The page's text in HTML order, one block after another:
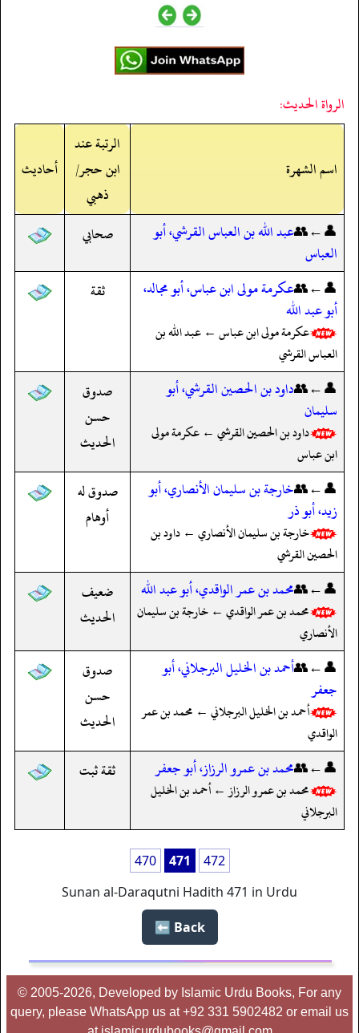
الرواة الحديث:
اسم الشهرة
الرتبة عند
ابن حجر/
ذهبي
أحاديث
👤←👥عبد الله بن العباس القرشي، أبو
العباس
صحابي
👤←👥عكرمة مولى ابن عباس، أبو مجالد،
أبو عبد الله
عكرمة مولى ابن عباس ← عبد الله بن
العباس القرشي
ثقة
👤←👥داود بن الحصين القرشي، أبو
سليمان
داود بن الحصين القرشي ← عكرمة مولى
ابن عباس
صدوق
حسن
الحديث
👤←👥خارجة بن سليمان الأنصاري، أبو
زيد، أبو ذر
خارجة بن سليمان الأنصاري ← داود بن
الحصين القرشي
صدوق له
أوهام
👤←👥محمد بن عمر الواقدي، أبو عبد الله
محمد بن عمر الواقدي ← خارجة بن سليمان
الأنصاري
ضعيف
الحديث
👤←👥أحمد بن الخليل البرجلاني، أبو
جعفر
أحمد بن الخليل البرجلاني ← محمد بن عمر
الواقدي
صدوق
حسن
الحديث
👤←👥محمد بن عمرو الرزاز، أبو جعفر
محمد بن عمرو الرزاز ← أحمد بن الخليل
البرجلاني
ثقة ثبت
470 471
472
Sunan al-Daraqutni Hadith 471 in Urdu
Back ⬅️
© 2005-2026, Developed by Islamic Urdu Books, For any
query, please WhatsApp us at +92 331 5902482 or email us